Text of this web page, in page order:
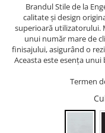
Brandul Stile de la
calitate și design
superioară utilizatorului.
unui număr mare de
finisajului, asigurând o
Aceasta este esența
Termen